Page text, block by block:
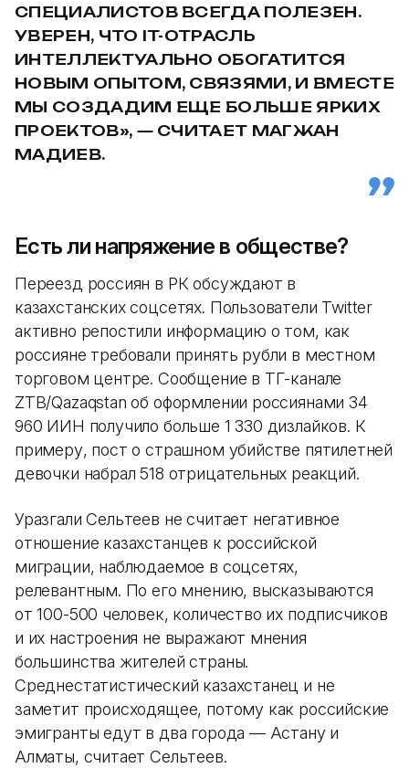
СПЕЦИАЛИСТОВ ВСЕГДА ПОЛЕЗЕН.
УВЕРЕН, ЧТО IT-ОТРАСЛЬ
ИНТЕЛЛЕКТУАЛЬНО ОБОГАТИТСЯ
НОВЫМ ОПЫТОМ, СВЯЗЯМИ, И ВМЕСТЕ
МЫ СОЗДАДИМ ЕЩЕ БОЛЬШЕ ЯРКИХ
ПРОЕКТОВ», — СЧИТАЕТ МАГЖАН
МАДИЕВ.
Есть ли напряжение в обществе?
Переезд россиян в РК обсуждают в
казахстанских соцсетях. Пользователи Twitter
активно репостили информацию о том, как
россияне требовали принять рубли в местном
торговом центре. Сообщение в ТГ-канале
ZTB/Qazaqstan об оформлении россиянами 34
960 ИИН получило больше 1 330 дизлайков. К
примеру, пост о страшном убийстве пятилетней
девочки набрал 518 отрицательных реакций.
Уразгали Сельтеев не считает негативное
отношение казахстанцев к российской
миграции, наблюдаемое в соцсетях,
релевантным. По его мнению, высказываются
от 100-500 человек, количество их подписчиков
и их настроения не выражают мнения
большинства жителей страны.
Среднестатистический казахстанец и не
заметит происходящее, потому как российские
эмигранты едут в два города — Астану и
Алматы, считает Сельтеев.